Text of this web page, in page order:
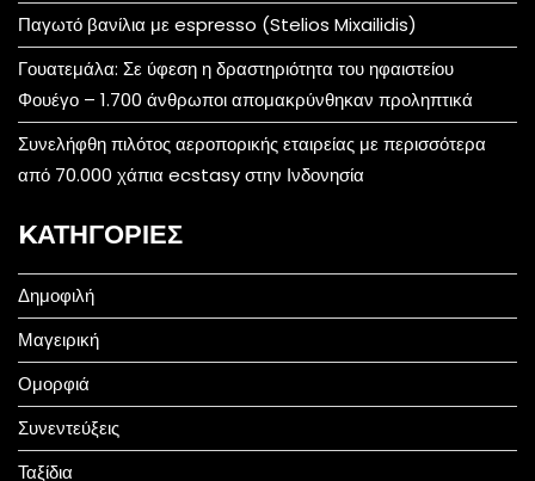
Παγωτό βανίλια με espresso (Stelios Mixailidis)
Γουατεμάλα: Σε ύφεση η δραστηριότητα του ηφαιστείου
Φουέγο – 1.700 άνθρωποι απομακρύνθηκαν προληπτικά
Συνελήφθη πιλότος αεροπορικής εταιρείας με περισσότερα
από 70.000 χάπια ecstasy στην Ινδονησία
KΑΤΗΓΟΡΊΕΣ
Δημοφιλή
Μαγειρική
Ομορφιά
Συνεντεύξεις
Ταξίδια